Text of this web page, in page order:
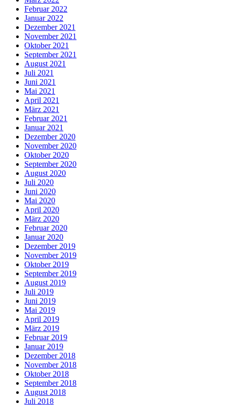
Februar 2022
Januar 2022
Dezember 2021
November 2021
Oktober 2021
September 2021
August 2021
Juli 2021
Juni 2021
Mai 2021
April 2021
März 2021
Februar 2021
Januar 2021
Dezember 2020
November 2020
Oktober 2020
September 2020
August 2020
Juli 2020
Juni 2020
Mai 2020
April 2020
März 2020
Februar 2020
Januar 2020
Dezember 2019
November 2019
Oktober 2019
September 2019
August 2019
Juli 2019
Juni 2019
Mai 2019
April 2019
März 2019
Februar 2019
Januar 2019
Dezember 2018
November 2018
Oktober 2018
September 2018
August 2018
Juli 2018